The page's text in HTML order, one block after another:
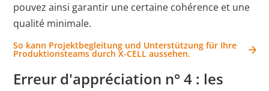
pouvez ainsi garantir une certaine cohérence et une
qualité minimale.
So kann Projektbegleitung und Unterstützung für Ihre
Produktionsteams durch X-CELL aussehen.
Erreur d'appréciation n° 4 : les